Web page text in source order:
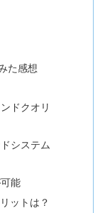
た感想
ドクオリ
システム
能
ットは？